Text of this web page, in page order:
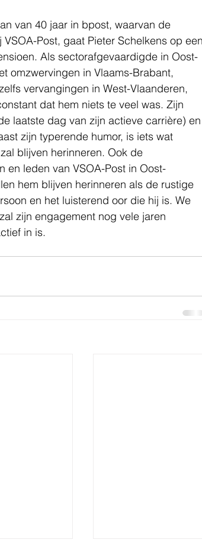
van 40 jaar in bpost, waarvan de
VSOA-Post, gaat Pieter Schelkens op een
Als sectorafgevaardigde in Oost-
omzwervingen in Vlaams-Brabant,
vervangingen in West-Vlaanderen,
dat hem niets te veel was. Zijn
laatste dag van zijn actieve carrière) en
zijn typerende humor, is iets wat
blijven herinneren. Ook de
en leden van VSOA-Post in Oost-
hem blijven herinneren als de rustige
en het luisterend oor die hij is. We
zijn engagement nog vele jaren
in is.